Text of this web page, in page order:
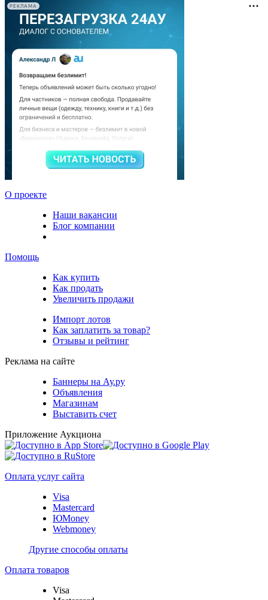
РЕКЛАМА
О проекте
Наши вакансии
Блог компании
Помощь
Как купить
Как продать
Увеличить продажи
Импорт лотов
Как заплатить за товар?
Отзывы и рейтинг
Реклама на сайте
Баннеры на Ау.ру
Объявления
Магазинам
Выставить счет
Приложение Аукциона
Оплата услуг сайта
Visa
Mastercard
ЮMoney
Webmoney
Другие способы оплаты
Оплата товаров
Visa